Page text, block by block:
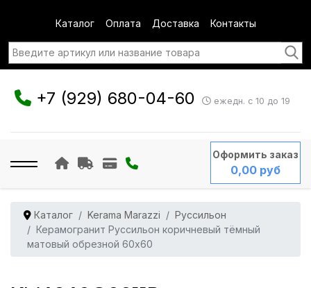
Каталог Оплата Доставка Контакты
+7 (929) 680-04-60 ежедн. с 10 до 19
Оформить заказ
0,00 руб
Каталог Kerama Marazzi
Руссильон
Керамогранит Руссильон коричневый тёмный
матовый обрезной 60x60